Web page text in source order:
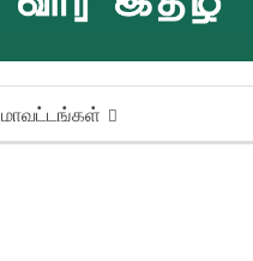
மாவட்டங்கள்